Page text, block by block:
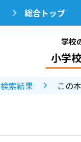
総合トップ
学校
小学校
検索結果 この